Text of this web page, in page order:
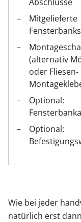
Mitgelieferte
(alternativ
oder Fliesen-
Optional:
Optional:
Wie bei jeder
natürlich erst